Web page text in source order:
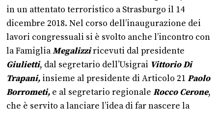
in un attentato terroristico a Strasburgo il 14
dicembre 2018. Nel corso dell’inaugurazione dei
lavori congressuali si è svolto anche l’incontro con
la FamigliaMegalizziricevuti dal presidente
Giulietti, dal segretario dell’Usigrai Vittorio Di
Trapani, insieme al presidente di Articolo 21Paolo
Borrometi, e al segretario regionale Rocco Cerone,
che è servito a lanciare l’idea di far nascere la